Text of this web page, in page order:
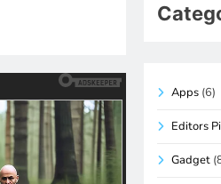
Apps (6)
Editors
Gadget